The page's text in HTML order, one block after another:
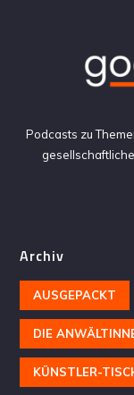
Podcasts zu
Archiv
AUSGEPACKT
DIE
KÜNSTLER-